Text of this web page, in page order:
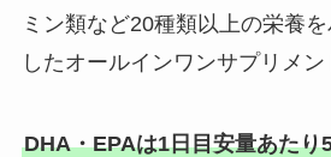
ミン類など20種類以上の栄養
したオールインワンサプリメン
DHA・EPAは1日目安量あたり